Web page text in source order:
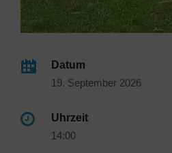
Datum
19. September 2026
Uhrzeit
14:00